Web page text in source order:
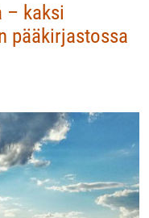
– kaksi
pääkirjastossa